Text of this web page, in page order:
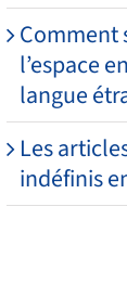
Comment
l’espace
langue
Les
indéfinis